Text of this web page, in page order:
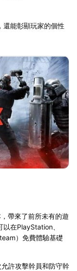
還能彰顯玩家的個性
帶來了前所未有的遊
在PlayStation、
）免費體驗基礎
許攻擊幹員和防守幹